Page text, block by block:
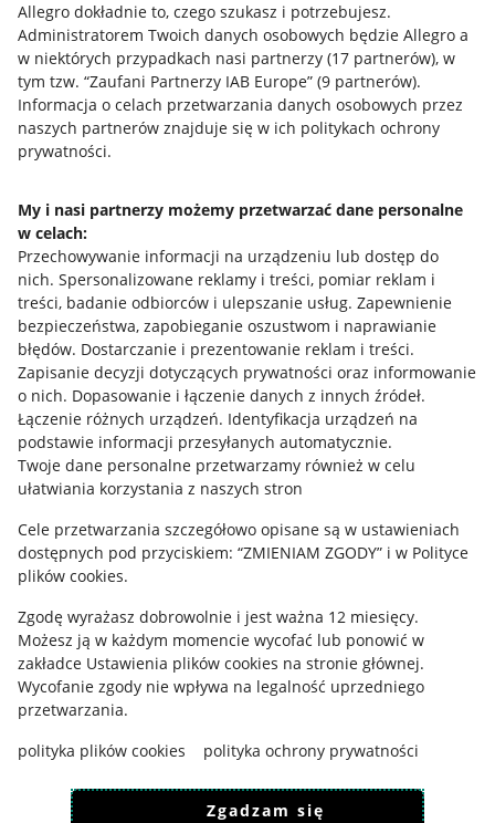
Allegro dokładnie to, czego szukasz i potrzebujesz.
Administratorem Twoich danych osobowych będzie Allegro a
w niektórych przypadkach nasi partnerzy (17 partnerów), w
tym tzw. “Zaufani Partnerzy IAB Europe” (9 partnerów).
Informacja o celach przetwarzania danych osobowych przez
naszych partnerów znajduje się w ich politykach ochrony
prywatności.
My i nasi partnerzy możemy przetwarzać dane personalne
w celach:
Przechowywanie informacji na urządzeniu lub dostęp do
nich. Spersonalizowane reklamy i treści, pomiar reklam i
treści, badanie odbiorców i ulepszanie usług. Zapewnienie
bezpieczeństwa, zapobieganie oszustwom i naprawianie
błędów. Dostarczanie i prezentowanie reklam i treści.
Zapisanie decyzji dotyczących prywatności oraz informowanie
o nich. Dopasowanie i łączenie danych z innych źródeł.
Łączenie różnych urządzeń. Identyfikacja urządzeń na
podstawie informacji przesyłanych automatycznie.
Twoje dane personalne przetwarzamy również w celu
ułatwiania korzystania z naszych stron
Cele przetwarzania szczegółowo opisane są w ustawieniach
dostępnych pod przyciskiem: “ZMIENIAM ZGODY” i w Polityce
plików cookies.
Zgodę wyrażasz dobrowolnie i jest ważna 12 miesięcy.
Możesz ją w każdym momencie wycofać lub ponowić w
zakładce Ustawienia plików cookies na stronie głównej.
Wycofanie zgody nie wpływa na legalność uprzedniego
przetwarzania.
polityka plików cookies
polityka ochrony prywatności
Zgadzam się
Informacje prawne
Regulamin
Polityka plików "cookies"
Ustawienia plików "cookies"
Informacje dla Aktu o Usługach Cyfrowych
Pobierz aplikację
Korzystanie z serwisu oznacza akceptacjęregulaminu.